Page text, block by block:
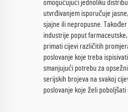
omogućujući jednoliku
utvrđivanjem isporučuje
sjajne ili nepropusne.
industrije poput
primati cijevi različitih
poslovanje koje treba
smanjujući potrebu za
serijskih brojeva na svakoj
poslovanje koje želi